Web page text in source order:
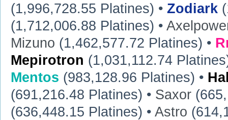
(1,996,728.55 Platines) • Zodiark
(1,712,006.88 Platines) •
Mizuno (1,462,577.72 Platines) •
Mepirotron (1,031,112.74
Mentos (983,128.96 Platines) •
(691,216.48 Platines) • Saxor
(636,448.15 Platines) • Astro